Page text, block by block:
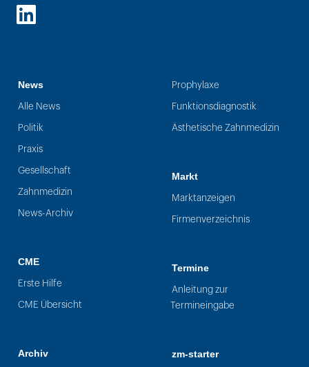
LinkedIn
News
Alle News
Politik
Praxis
Gesellschaft
Zahnmedizin
News-Archiv
CME
Erste Hilfe
CME Übersicht
Archiv
Prophylaxe
Funktionsdiagnostik
Ästhetische Zahnmedizin
Markt
Marktanzeigen
Firmenverzeichnis
Termine
Anleitung zur
Termineingabe
zm-starter